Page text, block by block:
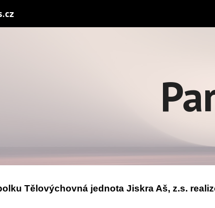
Tělovýchovná jednota Jiskra Aš, z.s.